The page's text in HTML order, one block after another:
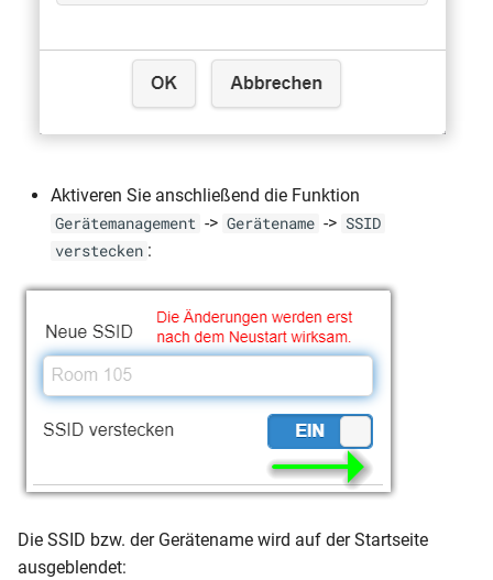
Aktiveren Sie anschließend die Funktion
Gerätemanagement -> Gerätename -> SSID
verstecken :
Die SSID bzw. der Gerätename wird auf der Startseite
ausgeblendet: